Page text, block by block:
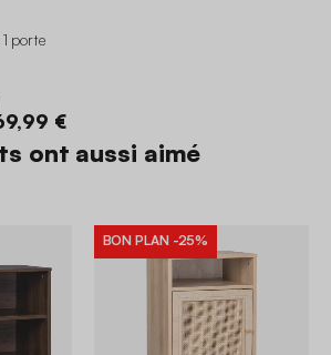
porte
€
ont aussi aimé
BON PLAN -25%